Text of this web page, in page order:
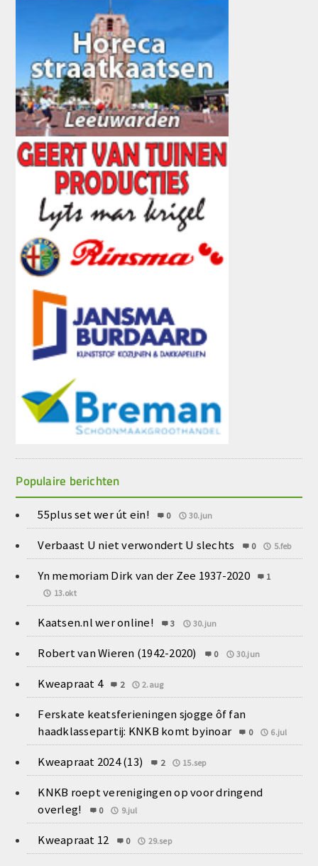
Populaire berichten
55plus set wer út ein! 0 30.jun
Verbaast U niet verwondert U slechts 0 5.feb
Yn memoriam Dirk van der Zee 1937-2020
1
13.okt
Kaatsen.nl wer online! 3 30.jun
Robert van Wieren (1942-2020) 0 30.jun
Kweapraat 4 2 2.aug
Ferskate keatsferieningen sjogge ôf fan
haadklassepartij: KNKB komt byinoar
0 6.jul
Kweapraat 2024 (13) 2 15.sep
KNKB roept verenigingen op voor dringend
overleg!
0 9.jul
Kweapraat 12 0 29.sep